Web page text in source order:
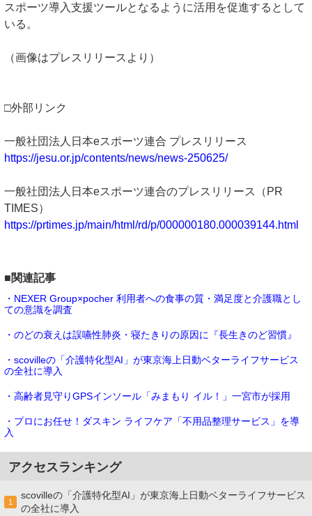
スポーツ導入支援ツールとなるように活用を促進するとして
いる。
（画像はプレスリリースより）
□外部リンク
一般社団法人日本eスポーツ連合 プレスリリース
https://jesu.or.jp/contents/news/news-250625/
一般社団法人日本eスポーツ連合のプレスリリース（PR
TIMES）
https://prtimes.jp/main/html/rd/p/000000180.000039144.html
■関連記事
・NEXER Group×pocher 利用者への食事の質・満足度と介護職とし
ての意識を調査
・のどの衰えは誤嚥性肺炎・寝たきりの原因に『長生きのど習慣』
・scovilleの「介護特化型AI」が東京海上日動ベターライフサービス
の全社に導入
・高齢者見守りGPSインソール「みまもり イル！」一宮市が採用
・プロにお任せ！ダスキン ライフケア「不用品整理サービス」を導
入
アクセスランキング
1
scovilleの「介護特化型AI」が東京海上日動ベターライフサービス
の全社に導入